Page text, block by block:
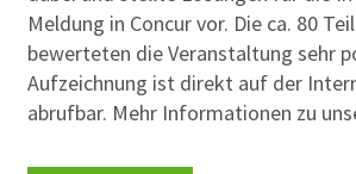
Meldung in Concur vor. Die ca. 80
bewerteten die Veranstaltung sehr
Aufzeichnung ist direkt auf der
abrufbar. Mehr Informationen zu